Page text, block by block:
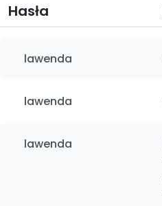
Hasła
lawenda
lawenda
lawenda